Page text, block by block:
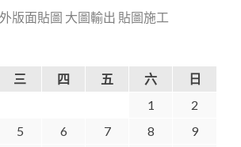
版面貼圖 大圖輸出 貼圖施工
三 四 五 六
日
1
2
5 6 7 8
9